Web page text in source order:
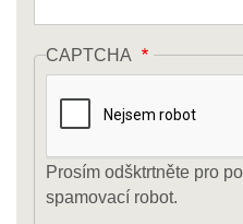
CAPTCHA
Prosím odšktrtněte pro
spamovací robot.